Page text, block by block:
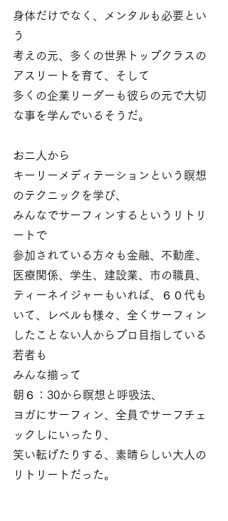
身体だけでなく、メンタルも必要とい
う
考えの元、多くの世界トップクラスの
アスリートを育て、そして
多くの企業リーダーも彼らの元で大切
な事を学んでいるそうだ。
お二人から
キーリーメディテーションという瞑想
のテクニックを学び、
みんなでサーフィンするというリトリ
ートで
参加されている方々も金融、不動産、
医療関係、学生、建設業、市の職員、
ティーネイジャーもいれば、６０代も
いて、レベルも様々、全くサーフィン
したことない人からプロ目指している
若者も
みんな揃って
朝６：30から瞑想と呼吸法、
ヨガにサーフィン、全員でサーフチェ
ックしにいったり、
笑い転げたりする、素晴らしい大人の
リトリートだった。